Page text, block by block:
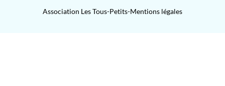
Association Les Tous-Petits-Mentions légales